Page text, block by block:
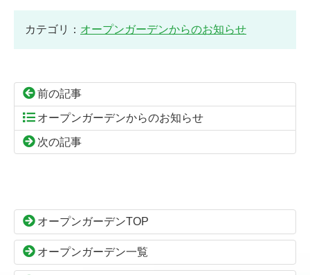
カテゴリ： オープンガーデンからのお知らせ
前の記事
オープンガーデンからのお知らせ
次の記事
ン
本
文
の
頭
へ
オープンガーデンTOP
オープンガーデン一覧